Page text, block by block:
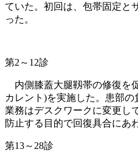
ていた。初回は、包帯固定と
った。
第2～12診
内側膝蓋大腿靱帯の修復を
カレント)を実施した。患部
業務はデスクワークに変更し
防止する目的で回復具合にあ
第13～28診